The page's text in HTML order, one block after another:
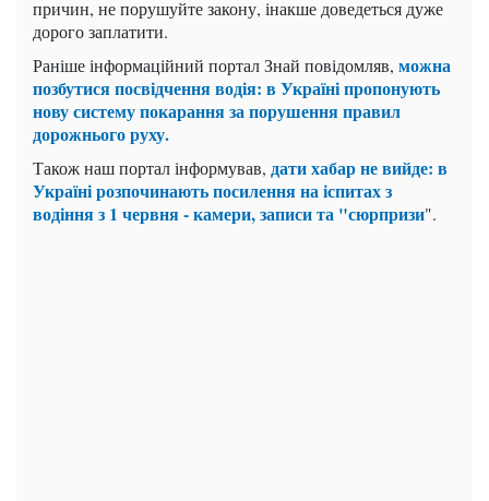
причин, не порушуйте закону, інакше доведеться дуже
дорого заплатити.
Раніше інформаційний портал Знай повідомляв, можна
позбутися посвідчення водія: в Україні пропонують
нову систему покарання за порушення правил
дорожнього руху.
Також наш портал інформував, дати хабар не вийде: в
Україні розпочинають посилення на іспитах з
водіння з 1 червня - камери, записи та "сюрпризи".